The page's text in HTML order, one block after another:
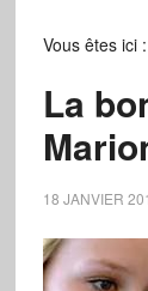
Vous êtes ici :
La
18 JANVIER